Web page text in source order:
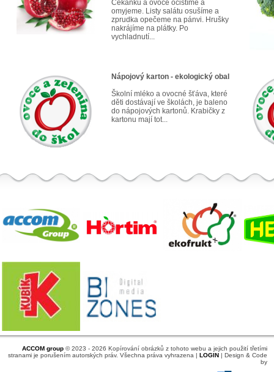
Čekanku a ovoce očistíme a
omyjeme. Listy salátu osušíme a
zprudka opečeme na pánvi. Hrušky
nakrájíme na plátky. Po
vychladnutí...
Nápojový karton - ekologický obal
Školní mléko a ovocné šťáva, které
děti dostávají ve školách, je baleno
do nápojových kartonů. Krabičky z
kartonu mají tot...
ACCOM group© 2023 - 2026 Kopírování obrázků z tohoto webu a jejich použití třetími
stranami je porušením autorských práv. Všechna práva vyhrazena | LOGIN| Design & Code
by